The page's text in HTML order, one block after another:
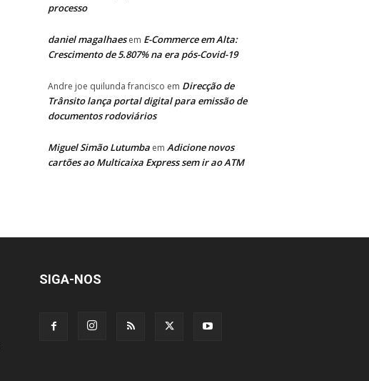
processo
daniel magalhaesem E-Commerce em Alta:
Crescimento de 5.807% na era pós-Covid-19
Andre joe quilunda francisco em Direcção de
Trânsito lança portal digital para emissão de
documentos rodoviários
Miguel Simão Lutumba em Adicione novos
cartões ao Multicaixa Express sem ir ao ATM
SIGA-NOS